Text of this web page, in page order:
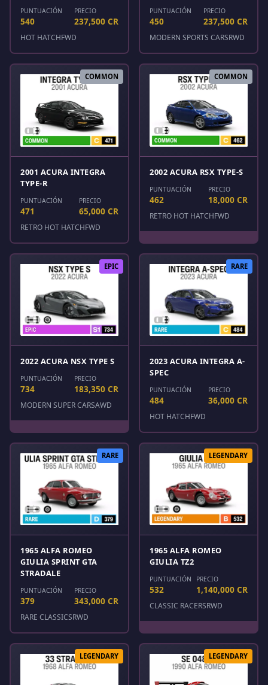
PUNTUACIÓN
540
PRECIO
237,500 CR
HOT HATCHFWD
PUNTUACIÓN
450
PRECIO
237,500 CR
MODERN SPORTS CARSRWD
COMMON
2001 ACURA INTEGRA
TYPE-R
PUNTUACIÓN
471
PRECIO
65,000 CR
RETRO HOT HATCHFWD
COMMON
2002 ACURA RSX TYPE-S
PUNTUACIÓN
462
PRECIO
18,000 CR
RETRO HOT HATCHFWD
EPIC
2022 ACURA NSX TYPE S
PUNTUACIÓN
734
PRECIO
183,350 CR
MODERN SUPER CARSAWD
RARE
2023 ACURA INTEGRA A-
SPEC
PUNTUACIÓN
484
PRECIO
36,000 CR
HOT HATCHFWD
RARE
1965 ALFA ROMEO
GIULIA SPRINT GTA
STRADALE
PUNTUACIÓN
379
PRECIO
343,000 CR
RARE CLASSICSRWD
LEGENDARY
1965 ALFA ROMEO
GIULIA TZ2
PUNTUACIÓN
532
PRECIO
1,140,000 CR
CLASSIC RACERSRWD
LEGENDARY LEGENDARY